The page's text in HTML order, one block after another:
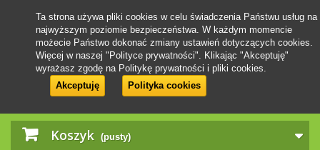
Koszyk (pusty)
Ta strona używa pliki cookies w celu świadczenia Państwu usług na
najwyższym poziomie bezpieczeństwa. W każdym momencie
możecie Państwo dokonać zmiany ustawień dotyczących cookies.
Więcej w naszej "Polityce prywatności". Klikając "Akceptuję"
wyrażasz zgodę na Politykę prywatności i pliki cookies.
Akceptuję
Polityka cookies